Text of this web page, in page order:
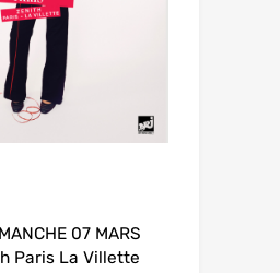
07 MARS
Paris La Villette